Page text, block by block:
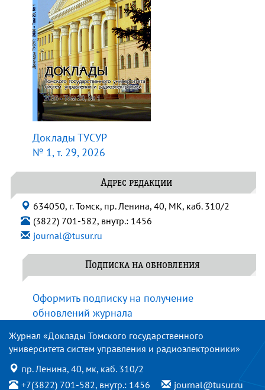
Доклады ТУСУР
№ 1, т. 29, 2026
Адрес редакции
634050, г. Томск, пр. Ленина, 40, МК, каб. 310/2
(3822) 701-582, внутр.: 1456
journal@tusur.ru
Подписка на обновления
Оформить подписку на получение
обновлений журнала
Журнал «Доклады Томского государственного
университета систем управления и радиоэлектроники»
пр. Ленина, 40, мк, каб. 310/2
+7(3822) 701-582, внутр.: 1456
journal@tusur.ru